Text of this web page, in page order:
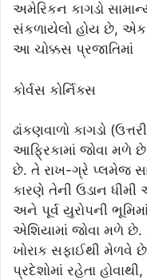
અમેરિકન કાગડો
સંકળાયેલો હોય છે, એક
આ ચોક્કસ પ્રજાતિમાં
કોર્વસ કોર્નિક્સ
ઢાંકણવાળો કાગડો
આફ્રિકામાં જોવા મળે
છે. તે રાખ-ગ્રે પ્લમેજ
કારણે તેની ઉડાન
અને પૂર્વ યુરોપની
એશિયામાં જોવા મળે છે.
ખોરાક સફાઈથી મેળવે
પ્રદેશોમાં રહેતા